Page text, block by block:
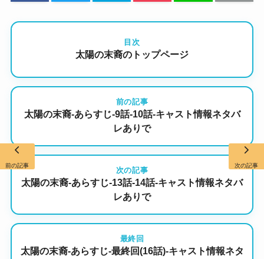
目次
太陽の末裔のトップページ
前の記事
太陽の末裔-あらすじ-9話-10話-キャスト情報ネタバ
レありで
次の記事
太陽の末裔-あらすじ-13話-14話-キャスト情報ネタバ
レありで
最終回
太陽の末裔-あらすじ-最終回(16話)-キャスト情報ネタ
前の記事 次の記事